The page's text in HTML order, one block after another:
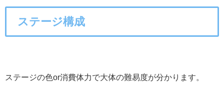
ステージ構成
ステージの色or消費体力で大体の難易度が分かります。